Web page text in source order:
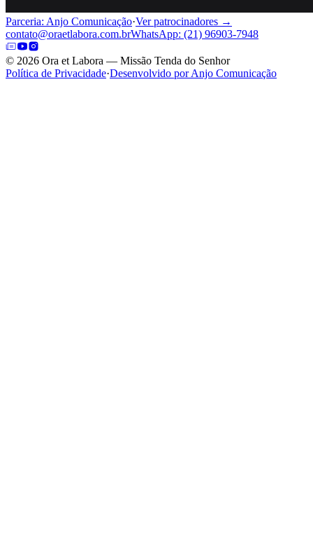
Parceria: Anjo Comunicação·Ver patrocinadores →
contato@oraetlabora.com.brWhatsApp: (21) 96903-7948
© 2026 Ora et Labora — Missão Tenda do Senhor
Política de Privacidade·Desenvolvido por Anjo Comunicação